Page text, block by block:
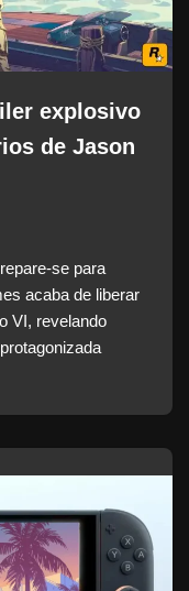
explosivo
de Jason
se para
acaba de liberar
VI, revelando